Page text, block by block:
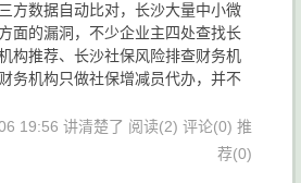
方数据自动比对，长沙大量中小微
面的漏洞，不少企业主四处查找长
构推荐、长沙社保风险排查财务机
务机构只做社保增减员代办，并不
19:56 讲清楚了 阅读(2) 评论(0) 推
荐(0)